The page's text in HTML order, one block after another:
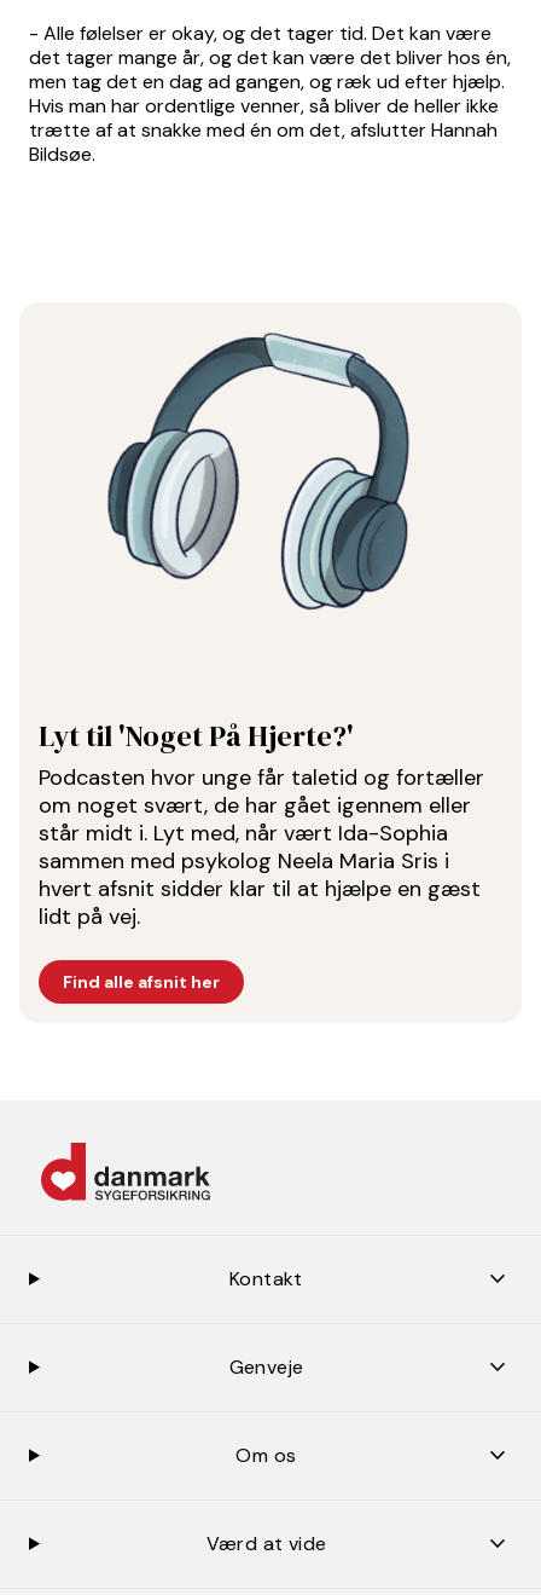
- Alle følelser er okay, og det tager tid. Det kan være
det tager mange år, og det kan være det bliver hos én,
men tag det en dag ad gangen, og ræk ud efter hjælp.
Hvis man har ordentlige venner, så bliver de heller ikke
trætte af at snakke med én om det, afslutter Hannah
Bildsøe.
Lyt til 'Noget På Hjerte?'
Podcasten hvor unge får taletid og fortæller
om noget svært, de har gået igennem eller
står midt i. Lyt med, når vært Ida-Sophia
sammen med psykolog Neela Maria Sris i
hvert afsnit sidder klar til at hjælpe en gæst
lidt på vej.
Find alle afsnit her
Kontakt
Genveje
Om os
Værd at vide